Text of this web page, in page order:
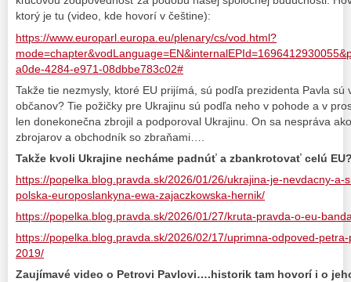
ktorý je tu (video, kde hovorí v češtine):
https://www.europarl.europa.eu/plenary/cs/vod.html?
a0de-4284-e971-08dbbe783c02#
Takže tie nezmysly, ktoré EU prijímá, sú podľa prezidenta Pavla sú
občanov? Tie požičky pre Ukrajinu sú podľa neho v pohode a v
len donekonečna zbrojil a podporoval Ukrajinu. On sa nespráva
zbrojarov a obchodník so zbraňami….
Takže kvoli Ukrajine necháme padnúť a zbankrotovať celú
https://popelka.blog.pravda.sk/2026/01/26/ukrajina-je-nevdacny-a-
polska-europoslankyna-ewa-zajaczkowska-hernik/
https://popelka.blog.pravda.sk/2026/01/27/kruta-pravda-o-eu-
https://popelka.blog.pravda.sk/2026/02/17/uprimna-odpoved-
2019/
Zaujímavé video o Petrovi Pavlovi….historik tam hovorí i o